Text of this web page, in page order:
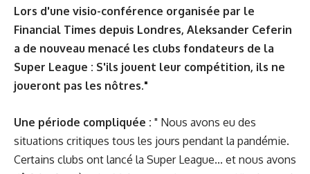
Lors d'une visio-conférence organisée par le
Financial Times depuis Londres, Aleksander Ceferin
a de nouveau menacé les clubs fondateurs de la
Super League : S'ils jouent leur compétition, ils ne
joueront pas les nôtres."
Une période compliquée : " Nous avons eu des
situations critiques tous les jours pendant la pandémie.
Certains clubs ont lancé la Super League... et nous avons